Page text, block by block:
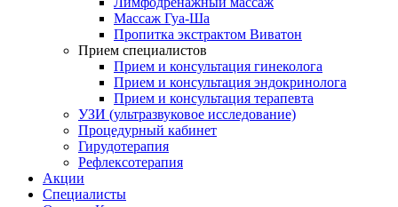
Массаж Гуа-Ша
Пропитка экстрактом Виватон
Прием специалистов
Прием и консультация гинеколога
Прием и консультация эндокринолога
Прием и консультация терапевта
УЗИ (ультразвуковое исследование)
Процедурный кабинет
Гирудотерапия
Рефлексотерапия
Акции
Специалисты